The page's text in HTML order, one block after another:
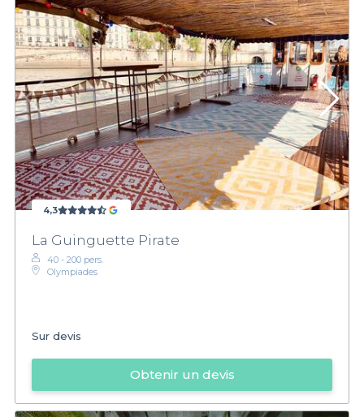
4,3
La Guinguette Pirate
40 - 200 pers.
Olympiades
Sur devis
Obtenir un devis